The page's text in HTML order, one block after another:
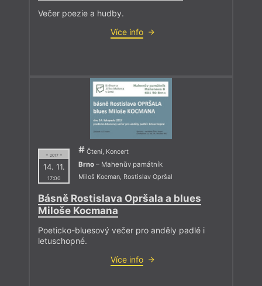
Večer poezie a hudby.
Více info
= 2017 =
14. 11.
17:00
Čtení, Koncert
Brno – Mahenův památník
Miloš Kocman, Rostislav Opršal
Básně Rostislava Opršala a blues
Miloše Kocmana
Poeticko-bluesový večer pro anděly padlé i
letuschopné.
Více info